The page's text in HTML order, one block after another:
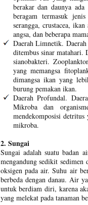
berakar dan daunya
beragam termasuk
serangga, crustacea,
angsa, dan beberapa
Daerah Limnetik.
ditembus sinar matahari.
sianobakteri.
yang memangsa
dimangsa ikan yang
burung pemakan ikan.
Daerah Profundal.
Mikroba dan
mendekomposisi
mikroba.
2. Sungai
Sungai adalah suatu badan
mengandung sedikit
oksigen pada air. Suhu air
berbeda dengan danau. Air
untuk berdiam diri, karena
yang melekat pada tanaman